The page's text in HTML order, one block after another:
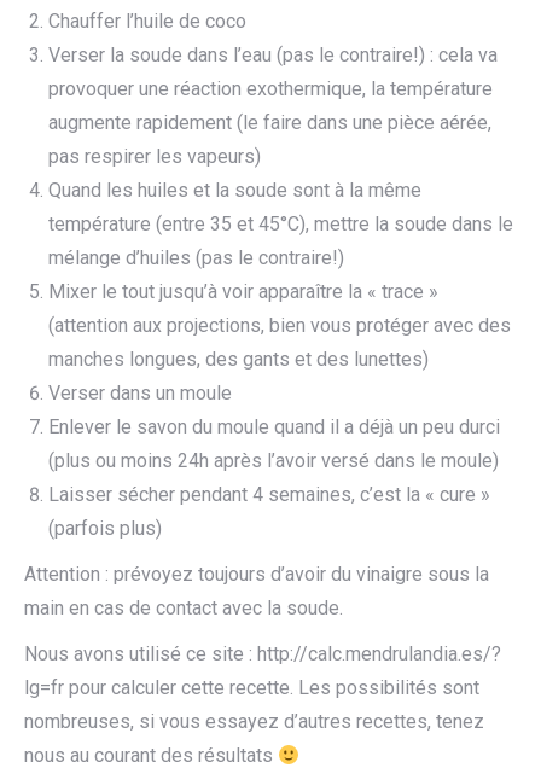
Chauffer l’huile de coco
Verser la soude dans l’eau (pas le contraire!) : cela va
provoquer une réaction exothermique, la température
augmente rapidement (le faire dans une pièce aérée,
pas respirer les vapeurs)
Quand les huiles et la soude sont à la même
température (entre 35 et 45°C), mettre la soude dans le
mélange d’huiles (pas le contraire!)
Mixer le tout jusqu’à voir apparaître la « trace »
(attention aux projections, bien vous protéger avec des
manches longues, des gants et des lunettes)
Verser dans un moule
Enlever le savon du moule quand il a déjà un peu durci
(plus ou moins 24h après l’avoir versé dans le moule)
Laisser sécher pendant 4 semaines, c’est la « cure »
(parfois plus)
Attention : prévoyez toujours d’avoir du vinaigre sous la
main en cas de contact avec la soude.
Nous avons utilisé ce site : http://calc.mendrulandia.es/?
lg=fr pour calculer cette recette. Les possibilités sont
nombreuses, si vous essayez d’autres recettes, tenez
nous au courant des résultats